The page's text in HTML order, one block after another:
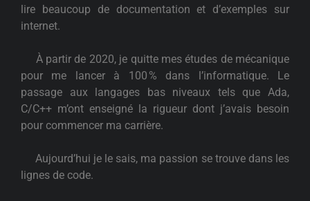
lire beaucoup de documentation et d’exemples sur
internet.
À partir de 2020, je quitte mes études de mécanique
pour me lancer à 100 % dans l’informatique. Le
passage aux langages bas niveaux tels que Ada,
C/C++ m’ont enseigné la rigueur dont j’avais besoin
pour commencer ma carrière.
Aujourd’hui je le sais, ma passion se trouve dans les
lignes de code.